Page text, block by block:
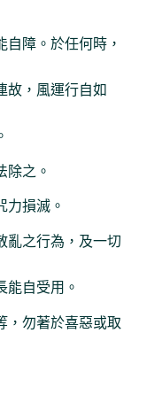
障。於任何時，
故，風運行自如
除之。
力損滅。
亂之行為，及一切
能自受用。
，勿著於喜惡或取